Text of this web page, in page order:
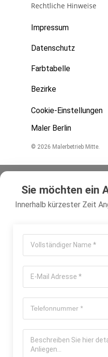
Rechtliche Hinweise
Impressum
Datenschutz
Farbtabelle
Bezirke
Cookie-Einstellungen
Maler Berlin
© 2026 Malerbetrieb Mitte.
Sie möchten ein
Innerhalb kürzester Zeit